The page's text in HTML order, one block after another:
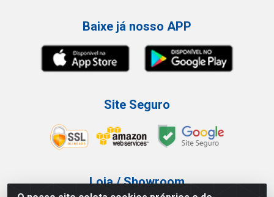
Baixe já nosso APP
Site Seguro
Loja / Showroom